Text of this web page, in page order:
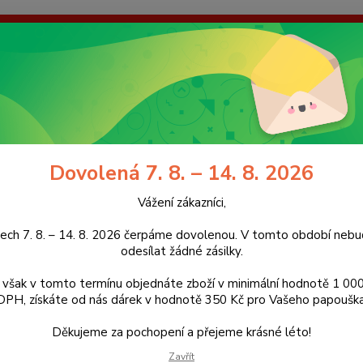
V tomto období nebudeme odesílat žádné zásilky. Pokud
v hodnotě 350 Kč pro Vašeho papouška! Děkujeme za
Ochrana soukromí
Hledat
(Po-
Bidlo z kávovníku s hračkou, velikost L a XL
z kávovníku s hračkou,
Bidlo
Dovolená 7. 8. – 14. 8. 2026
Vážení zákazníci,
7. 8. – 14. 8. 2026 čerpáme dovolenou. V tomto období
odesílat žádné zásilky.
však v tomto termínu objednáte zboží v minimální hodnotě 1
získáte od nás dárek v hodnotě 350 Kč pro Vašeho
Děkujeme za pochopení a přejeme krásné léto!
Zavřít